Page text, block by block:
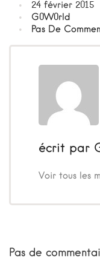
24 février 2015
G0W0rld
Pas De
écrit par
Voir tous les
Pas de